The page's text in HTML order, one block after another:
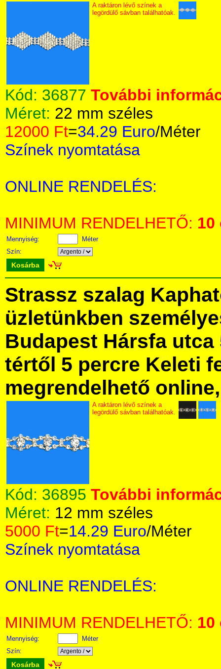
A raktáron lévő színek a
legördülő sávban találhatóak.
Kód: 36877 További
Méret: 22 mm széles
12000 Ft=34.29 Euro/Méter
Színek nyomtatása
ONLINE RENDELÉS:
MINIMUM RENDELHETŐ: 10
Mennyiség:
Méter
Szín:
Kosárba
Strassz szalag
üzletünkben
Budapest Hársfa utca
tértől 5 percre Keleti
megrendelhető
A raktáron lévő színek a
legördülő sávban találhatóak.
Kód: 36895 További
Méret: 12 mm széles
5000 Ft=14.29 Euro/Méter
Színek nyomtatása
ONLINE RENDELÉS:
MINIMUM RENDELHETŐ: 10
Mennyiség:
Méter
Szín:
Kosárba